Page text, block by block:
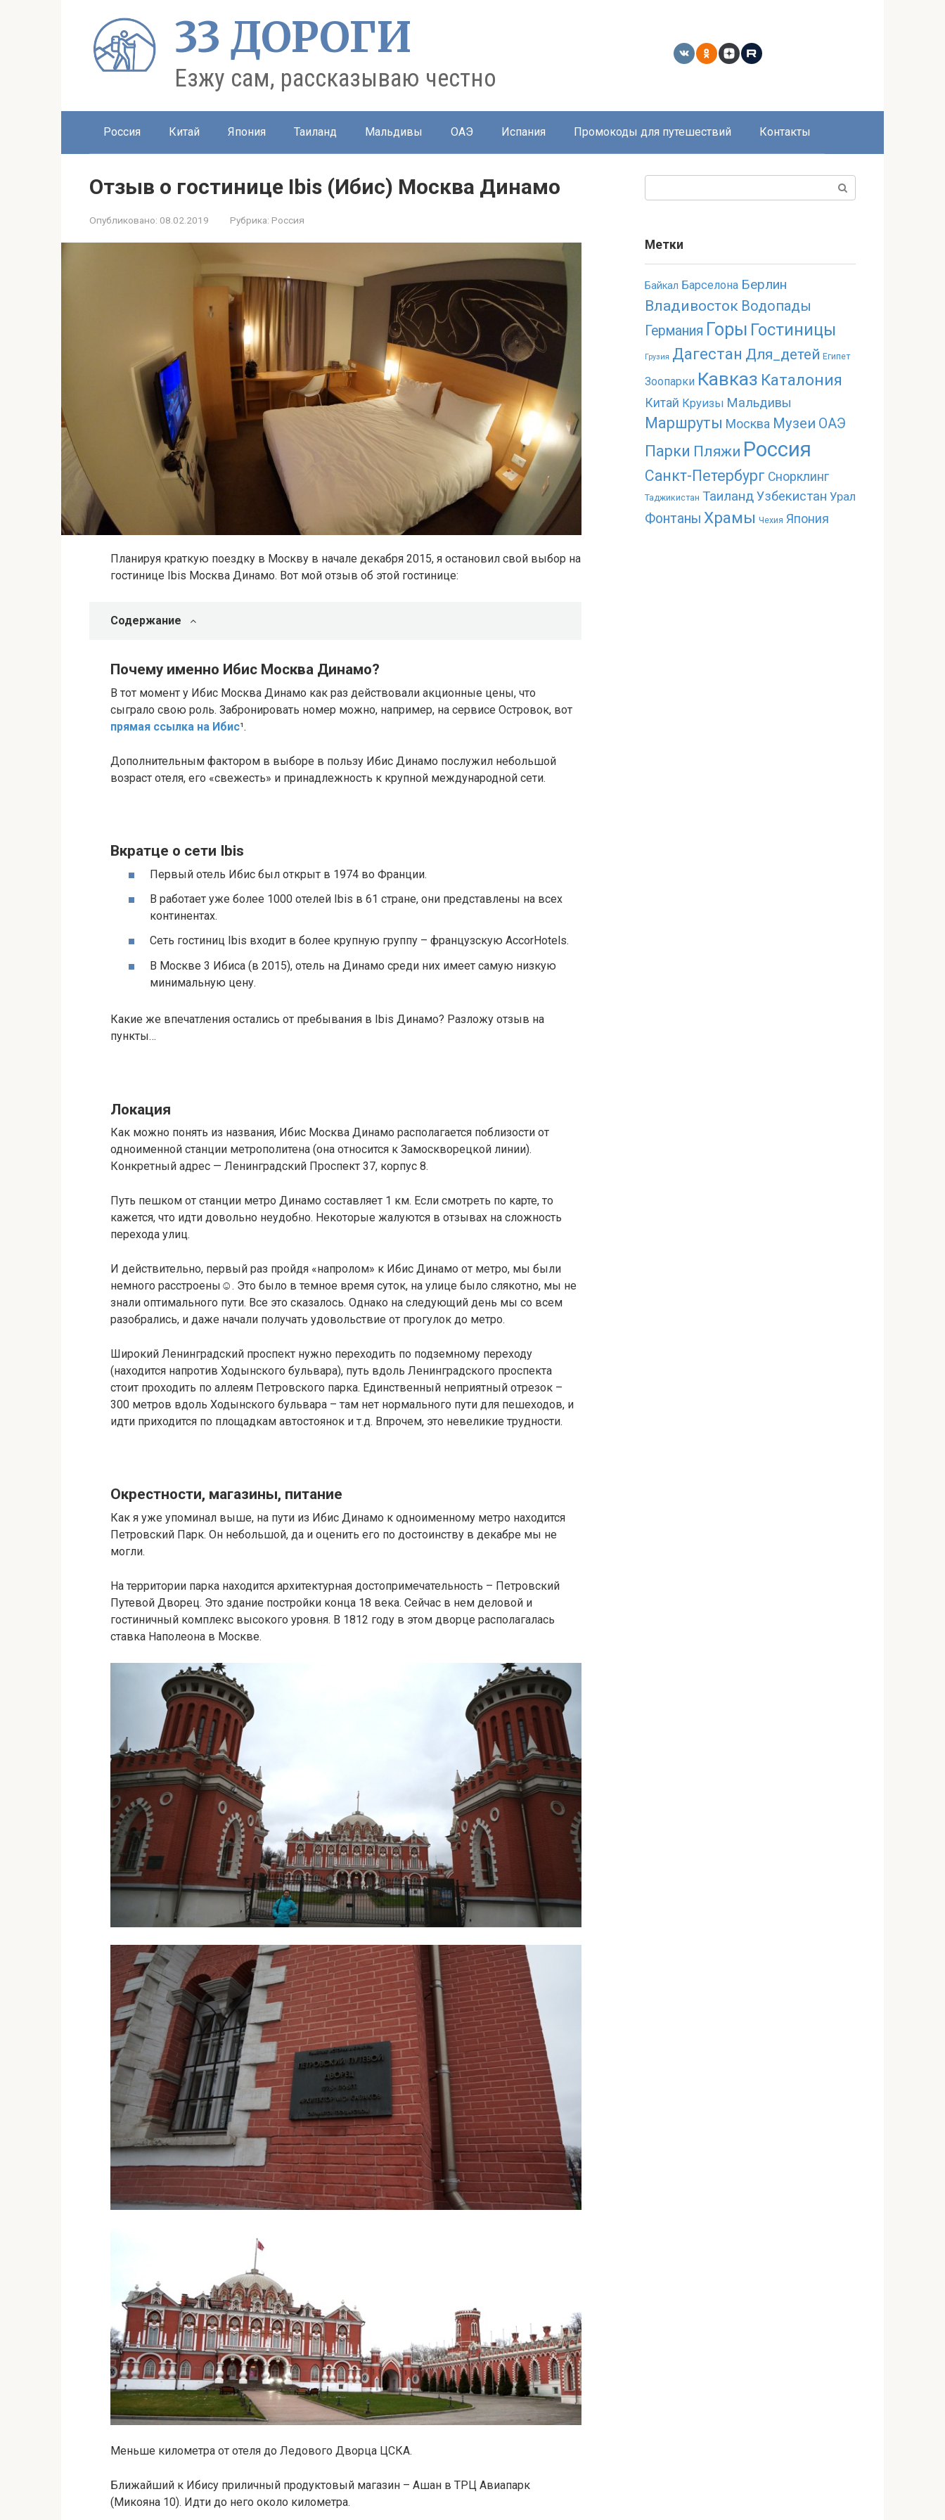
33 ДОРОГИ
Езжу сам, рассказываю честно
Россия Китай Япония Таиланд Мальдивы ОАЭ Испания Промокоды для путешествий Контакты
Отзыв о гостинице Ibis (Ибис) Mocква Динамо
Опубликовано: 08.02.2019 Рубрика: Россия
Планируя краткую поездку в Москву в начале декабря 2015, я остановил свой выбор на
гостинице Ibis Москва Динамо. Вот мой отзыв об этой гостинице:
Содержание
Почему именно Ибис Москва Динамо?
В тот момент у Ибис Москва Динамо как раз действовали акционные цены, что
сыграло свою роль. Забронировать номер можно, например, на сервисе Островок, вот
прямая ссылка на Ибис¹.
Дополнительным фактором в выборе в пользу Ибис Динамо послужил небольшой
возраст отеля, его «свежесть» и принадлежность к крупной международной сети.
Вкратце о сети Ibis
Первый отель Ибис был открыт в 1974 во Франции.
В работает уже более 1000 отелей Ibis в 61 стране, они представлены на всех
континентах.
Сеть гостиниц Ibis входит в более крупную группу – французскую AccorHotels.
В Москве 3 Ибиса (в 2015), отель на Динамо среди них имеет самую низкую
минимальную цену.
Какие же впечатления остались от пребывания в Ibis Динамо? Разложу отзыв на
пункты…
Локация
Как можно понять из названия, Ибис Москва Динамо располагается поблизости от
одноименной станции метрополитена (она относится к Замоскворецкой линии).
Конкретный адрес — Ленинградский Проспект 37, корпус 8.
Путь пешком от станции метро Динамо составляет 1 км. Если смотреть по карте, то
кажется, что идти довольно неудобно. Некоторые жалуются в отзывах на сложность
перехода улиц.
И действительно, первый раз пройдя «напролом» к Ибис Динамо от метро, мы были
немного расстроены☺. Это было в темное время суток, на улице было слякотно, мы не
знали оптимального пути. Все это сказалось. Однако на следующий день мы со всем
разобрались, и даже начали получать удовольствие от прогулок до метро.
Широкий Ленинградский проспект нужно переходить по подземному переходу
(находится напротив Ходынского бульвара), путь вдоль Ленинградского проспекта
стоит проходить по аллеям Петровского парка. Единственный неприятный отрезок –
300 метров вдоль Ходынского бульвара – там нет нормального пути для пешеходов, и
идти приходится по площадкам автостоянок и т.д. Впрочем, это невеликие трудности.
Окрестности, магазины, питание
Как я уже упоминал выше, на пути из Ибис Динамо к одноименному метро находится
Петровский Парк. Он небольшой, да и оценить его по достоинству в декабре мы не
могли.
На территории парка находится архитектурная достопримечательность – Петровский
Путевой Дворец. Это здание постройки конца 18 века. Сейчас в нем деловой и
гостиничный комплекс высокого уровня. В 1812 году в этом дворце располагалась
ставка Наполеона в Москве.
Меньше километра от отеля до Ледового Дворца ЦСКА.
Ближайший к Ибису приличный продуктовый магазин – Ашан в ТРЦ Авиапарк
(Микояна 10). Идти до него около километра.
Метки
Байкал Барселона Берлин
Владивосток Водопады
Германия Горы Гостиницы
Грузия Дагестан Для_детей Египет
Зоопарки Кавказ Каталония
Китай Круизы Мальдивы
Маршруты Москва Музеи ОАЭ
Парки Пляжи Россия
Санкт-Петербург Снорклинг
Таджикистан ТаиландУзбекистан Урал
Фонтаны Храмы Чехия Япония